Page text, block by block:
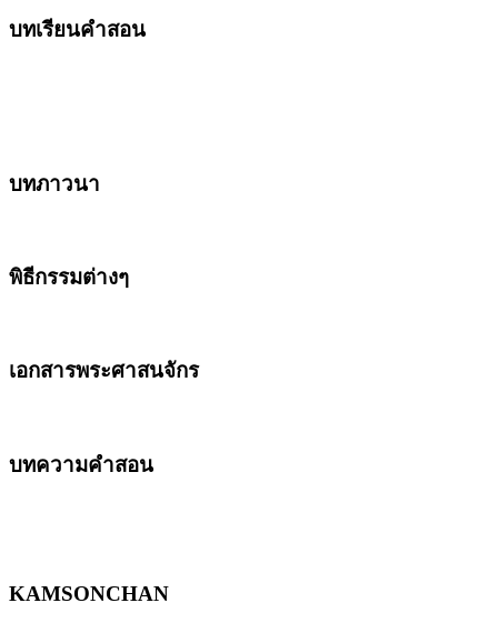
บทเรียนคำสอน
บทภาวนา
พิธีกรรมต่างๆ
เอกสารพระศาสนจักร
บทความคำสอน
KAMSONCHAN